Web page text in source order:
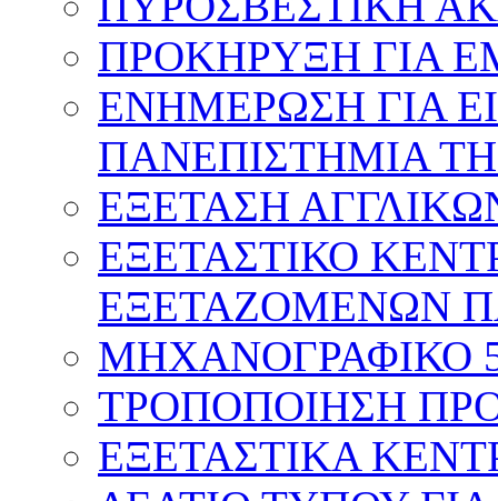
ΠΡΟΚΗΡΥΞΗ ΓΙΑ
ΕΝΗΜΕΡΩΣΗ ΓΙΑ
ΠΑΝΕΠΙΣΤΗΜΙΑ
ΕΞΕΤΑΣΗ
ΕΞΕΤΑΣΤΙΚΟ
ΕΞΕΤΑΖΟΜΕΝΩΝ
ΜΗΧΑΝΟΓΡΑΦΙΚΟ
ΤΡΟΠΟΠΟΙΗΣΗ
ΕΞΕΤΑΣΤΙΚΑ